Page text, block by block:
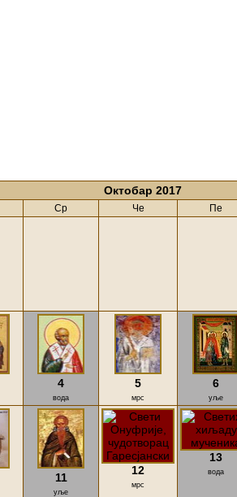
Октобар 2017
Ср Че Пе
4
вода
5
мрс
6
уље
11
уље
12
мрс
13
вода